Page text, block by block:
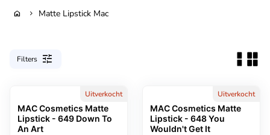
home chevron_right Matte Lipstick Mac
Filters tune
Uitverkocht
MAC Cosmetics Matte
Lipstick - 649 Down To
An Art
Uitverkocht
MAC Cosmetics Matte
Lipstick - 648 You
Wouldn't Get It